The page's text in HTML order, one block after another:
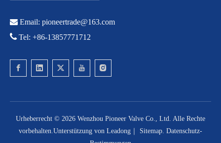
 Email: pioneertrade@163.com
 Tel: +86-13857771712
Urheberrecht © 2026 Wenzhou Pioneer Valve Co., Ltd. Alle Rechte
vorbehalten.Unterstützung von Leadong Sitemap Datenschutz-